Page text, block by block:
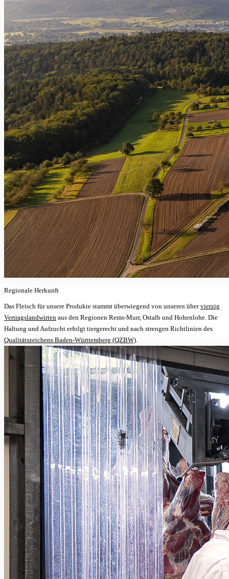
Regionale Herkunft
Das Fleisch für unsere Produkte stammt überwiegend von unseren übervierzig
Vertragslandwirten aus den Regionen Rems-Murr, Ostalb und Hohenlohe. Die
Haltung und Aufzucht erfolgt tiergerecht und nach strengen Richtlinien des
Qualitätszeichens Baden-Württemberg (QZBW)